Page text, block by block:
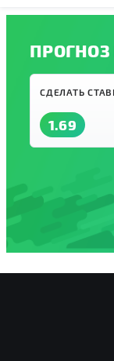
ПРОГНОЗ
СДЕЛАТЬ
1.69